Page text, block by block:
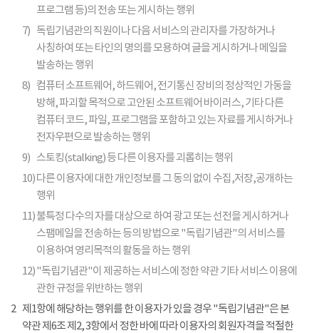
프로그램 등)의 전송 또는 게시하는 행위
7) 독립기념관의 직원이나 다음 서비스의 관리자를 가장하거나
사칭하여 또는 타인의 명의를 모용하여 글을 게시하거나 메일을
발송하는 행위
8) 컴퓨터 소프트웨어, 하드웨어, 전기통신 장비의 정상적인 가동을
방해, 파괴할 목적으로 고안된 소프트웨어 바이러스, 기타 다른
컴퓨터 코드, 파일, 프로그램을 포함하고 있는 자료를 게시하거나
전자우편으로 발송하는 행위
9) 스토킹(stalking) 등 다른 이용자를 괴롭히는 행위
10)다른 이용자에 대한 개인정보를 그 동의 없이 수집,저장,공개하는
행위
11)불특정 다수의 자를 대상으로 하여 광고 또는 선전을 게시하거나
스팸메일을 전송하는 등의 방법으로 "독립기념관"의 서비스를
이용하여 영리목적의 활동을 하는 행위
12)"독립기념관"이 제공하는 서비스에 정한 약관 기타 서비스 이용에
관한 규정을 위반하는 행위
2 제1항에 해당하는 행위를 한 이용자가 있을 경우 "독립기념관"은 본
약관 제6조 제2, 3항에서 정한 바에 따라 이용자의 회원자격을 적절한